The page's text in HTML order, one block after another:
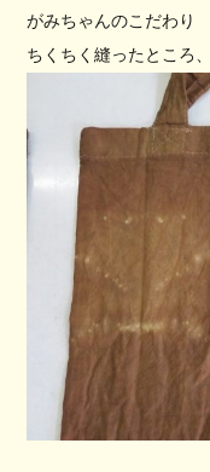
がみちゃんのこだわり
ちくちく縫ったところ、